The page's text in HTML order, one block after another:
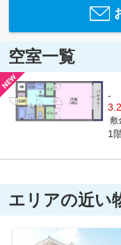
空室一覧
-
敷
1
エリアの近い